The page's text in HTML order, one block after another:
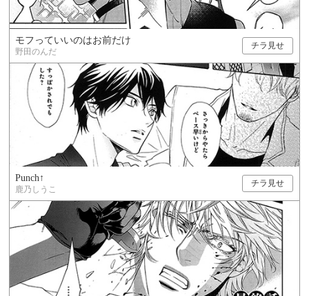
モフっていいのはお前だけ
野田のんだ
チラ見せ
Punch↑
鹿乃しうこ
チラ見せ